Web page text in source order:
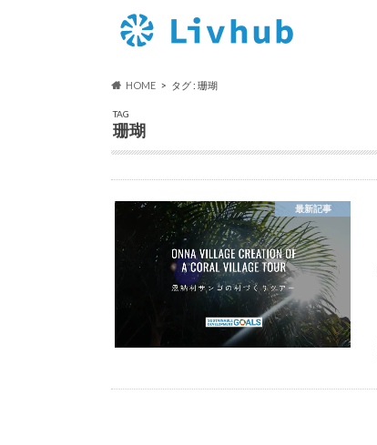
HOME タグ : 珊瑚
TAG
珊瑚
最新記事